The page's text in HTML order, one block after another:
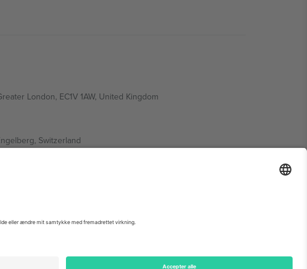
London, EC1V 1AW, United Kingdom
Switzerland